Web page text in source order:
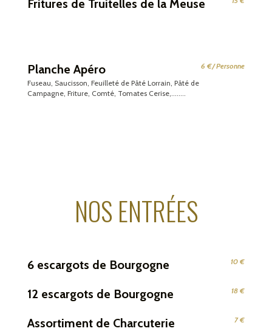
Fritures de Truitelles de la Meuse
Planche Apéro
Fuseau, Saucisson, Feuilleté de Pâté Lorrain, Pâté de
Campagne, Friture, Comté, Tomates Cerise,........
6 €/ Personne
NOS ENTRÉES
6 escargots de Bourgogne 10 €
12 escargots de Bourgogne 18 €
Assortiment de Charcuterie 7 €